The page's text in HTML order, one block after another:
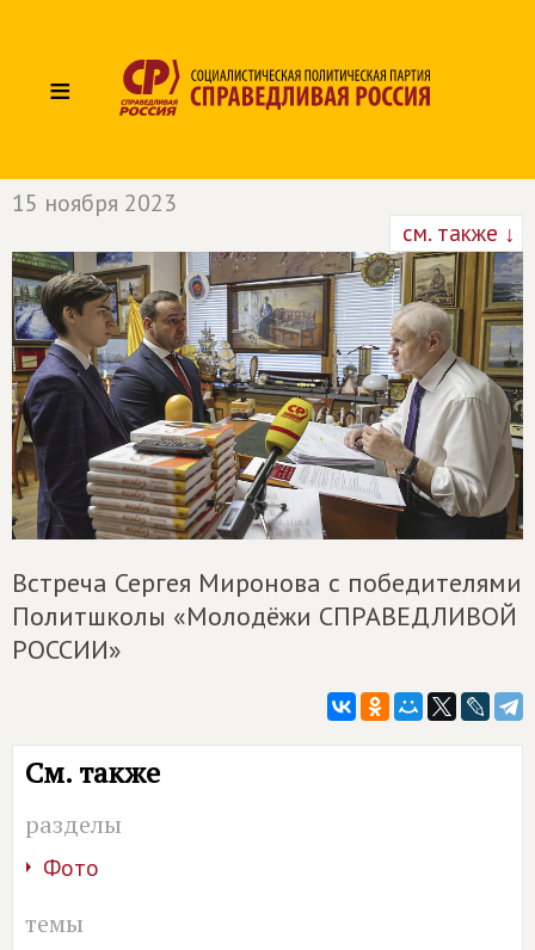
≡
15 ноября 2023
см. также ↓
Встреча Сергея Миронова с победителями
Политшколы «Молодёжи СПРАВЕДЛИВОЙ
РОССИИ»
См. также
разделы
Фото
темы